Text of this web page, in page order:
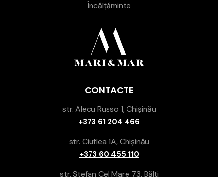
Încălțăminte
CONTACTE
str. Alecu Russo 1, Chișinău
+373 61 204 466
str. Ciuflea 1A, Chișinău
+373 60 455 110
str. Ștefan Cel Mare 73, Bălți